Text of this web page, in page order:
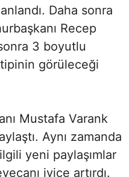
Daha sonra
Recep
3 boyutlu
görüleceği
Mustafa Varank
Aynı zamanda
yeni paylaşımlar
iyice artırdı.